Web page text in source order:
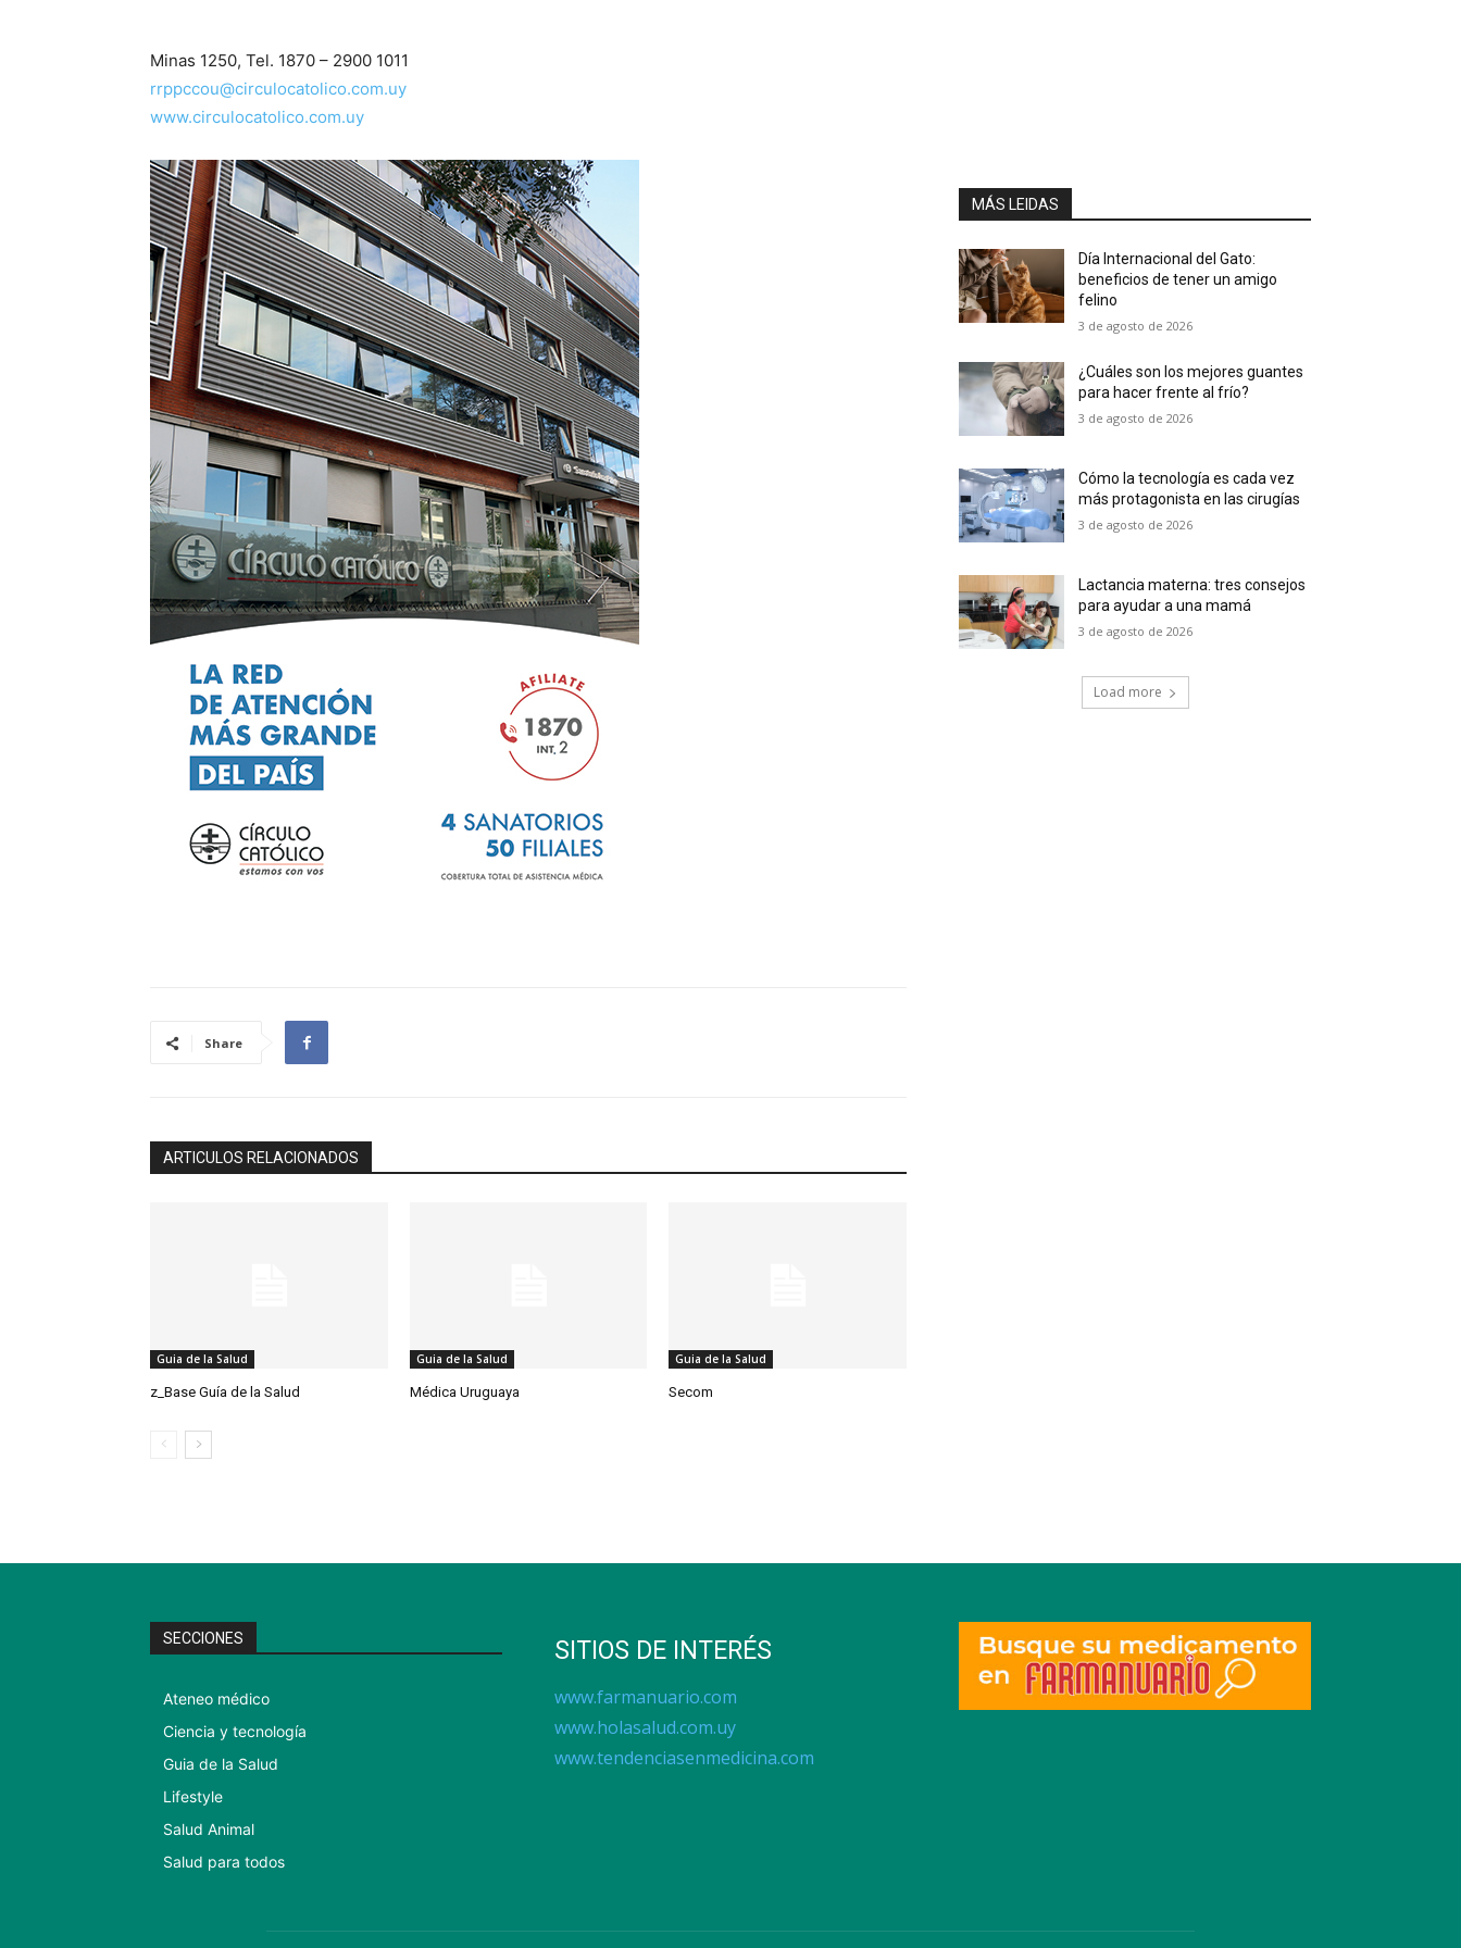
Minas 1250, Tel. 1870 – 2900 1011
rrppccou@circulocatolico.com.uy
www.circulocatolico.com.uy
Share
ARTICULOS RELACIONADOS
Guia de la Salud
z_Base Guía de la Salud
Guia de la Salud
Médica Uruguaya
Guia de la Salud
Secom
MÁS LEIDAS
Día Internacional del Gato:
beneficios de tener un amigo
felino
3 de agosto de 2026
¿Cuáles son los mejores guantes
para hacer frente al frío?
3 de agosto de 2026
Cómo la tecnología es cada vez
más protagonista en las cirugías
3 de agosto de 2026
Lactancia materna: tres consejos
para ayudar a una mamá
3 de agosto de 2026
Load more
SECCIONES
Ateneo médico
Ciencia y tecnología
Guia de la Salud
Lifestyle
Salud Animal
Salud para todos
SITIOS DE INTERÉS
www.farmanuario.com
www.holasalud.com.uy
www.tendenciasenmedicina.com